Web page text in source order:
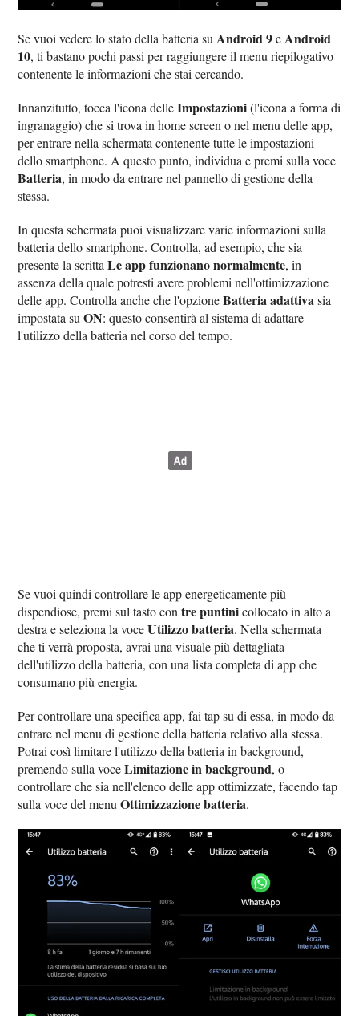
Se vuoi vedere lo stato della batteria su Android 9e Android
10, ti bastano pochi passi per raggiungere il menu riepilogativo
contenente le informazioni che stai cercando.
Innanzitutto, tocca l'icona delleImpostazioni(l'icona a forma di
ingranaggio) che si trova in home screen o nel menu delle app,
per entrare nella schermata contenente tutte le impostazioni
dello smartphone. A questo punto, individua e premi sulla voce
Batteria, in modo da entrare nel pannello di gestione della
stessa.
In questa schermata puoi visualizzare varie informazioni sulla
batteria dello smartphone. Controlla, ad esempio, che sia
presente la scrittaLe app funzionano normalmente, in
assenza della quale potresti avere problemi nell'ottimizzazione
delle app. Controlla anche che l'opzioneBatteria adattivasia
impostata suON: questo consentirà al sistema di adattare
l'utilizzo della batteria nel corso del tempo.
Se vuoi quindi controllare le app energeticamente più
dispendiose, premi sul tasto contre puntinicollocato in alto a
destra e seleziona la voceUtilizzo batteria. Nella schermata
che ti verrà proposta, avrai una visuale più dettagliata
dell'utilizzo della batteria, con una lista completa di app che
consumano più energia.
Per controllare una specifica app, fai tap su di essa, in modo da
entrare nel menu di gestione della batteria relativo alla stessa.
Potrai così limitare l'utilizzo della batteria in background,
premendo sulla voceLimitazione in background, o
controllare che sia nell'elenco delle app ottimizzate, facendo tap
sulla voce del menuOttimizzazione batteria.